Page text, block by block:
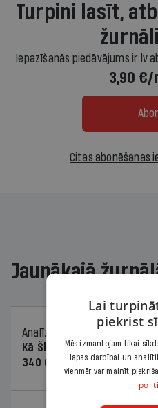
Turpini lasīt,
Iepazīšanās piedāvājums ir.lv
3,90 €/
Citas abonēšanas
Jaunākajā
Analīze
06.08.2026.
Kā Šlesera partija palika
340 000 vērtu reklāmas
Lai
piekrist
Mēs izmantojam tikai
lapas darbībai un
vienmēr var mainīt